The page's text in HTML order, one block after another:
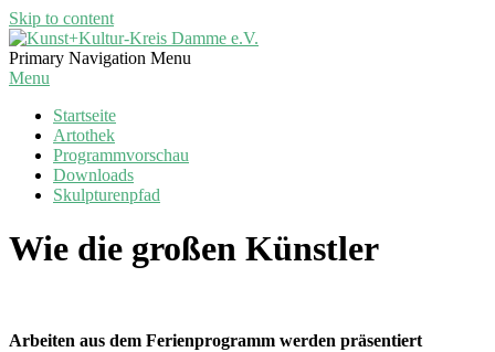
Skip to content
Kunst+Kultur-
Kreis
Primary Navigation Menu
Menu
Startseite
Artothek
Programmvorschau
Downloads
Skulpturenpfad
Wie die großen Künstler
Arbeiten aus dem Ferienprogramm werden präsentiert